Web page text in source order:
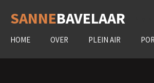
direct
de
SANNEBAVELAAR
HOME OVER PLEIN AIR